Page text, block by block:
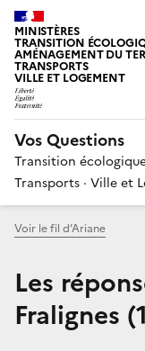
MINISTÈRES
TRANSITION
AMÉNAGEMENT DU
TRANSPORTS
VILLE ET LOGEMENT
Vos Questions
Transition
Transports · Ville et
Voir le fil d’Ariane
Les
Fralignes